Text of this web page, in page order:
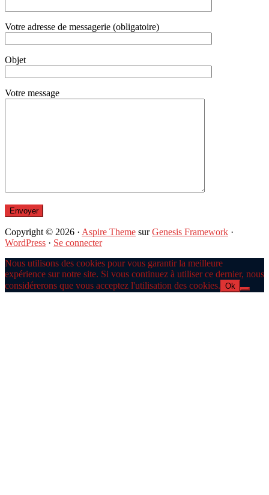
Votre adresse de messagerie (obligatoire)
Objet
Votre message
Copyright © 2026 · Aspire Theme surGenesis Framework ·
WordPress · Se connecter
Nous utilisons des cookies pour vous garantir la meilleure
expérience sur notre site. Si vous continuez à utiliser ce dernier, nous
considérerons que vous acceptez l'utilisation des cookies. Ok